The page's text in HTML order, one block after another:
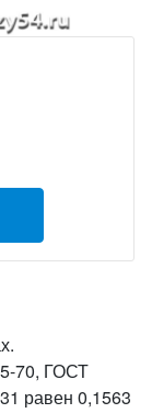
70, ГОСТ
равен 0,1563